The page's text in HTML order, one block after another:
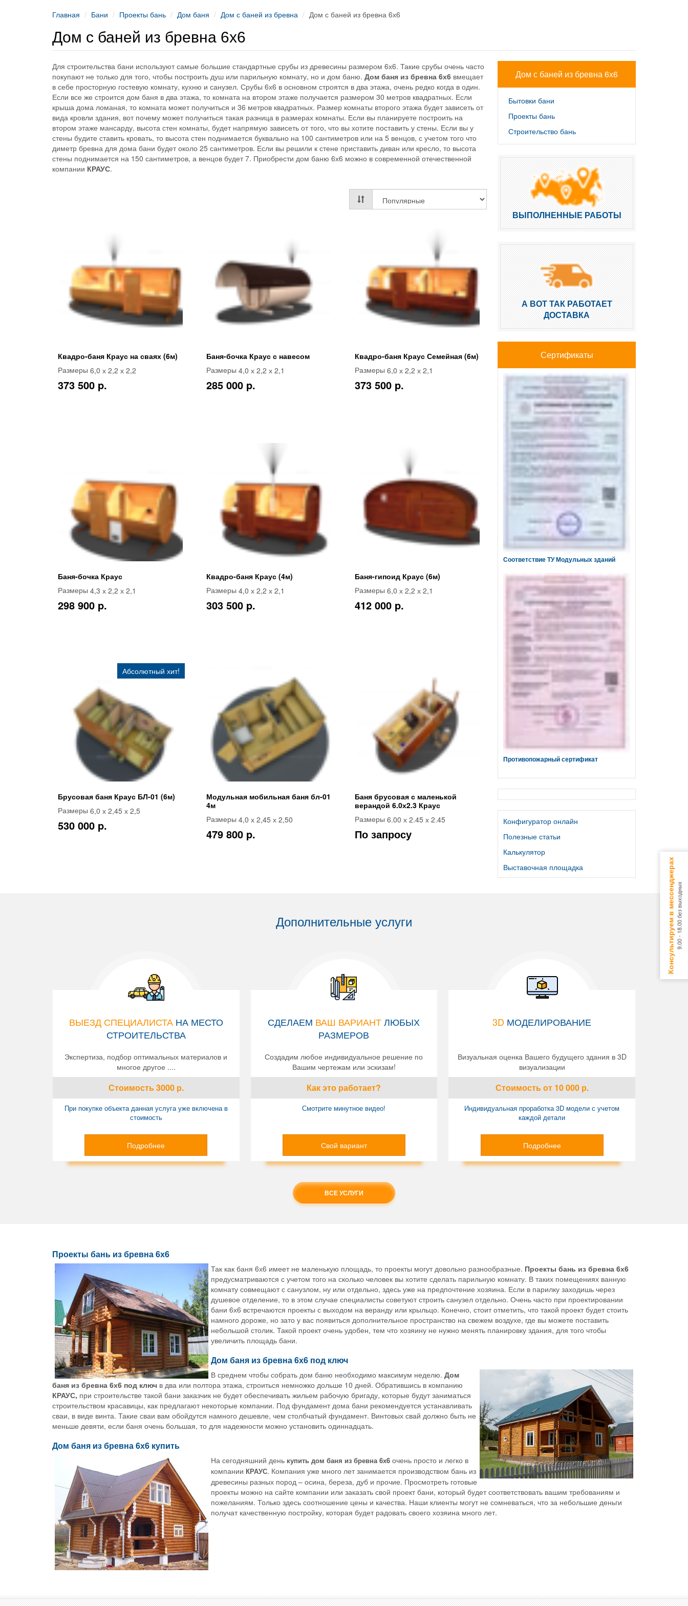
Консультируем в мессенджерах9.00 - 18.00 без выходных
Главная Бани Проекты бань Дом баня Дом с баней из бревна Дом с баней из бревна 6х6
Дом с баней из бревна 6х6
Для строительства бани используют самые большие стандартные срубы из древесины размером 6х6. Такие срубы очень часто
покупают не только для того, чтобы построить душ или парильную комнату, но и дом баню. Дом баня из бревна 6х6 вмещает
в себе просторную гостевую комнату, кухню и санузел. Срубы 6х6 в основном строятся в два этажа, очень редко когда в один.
Если все же строится дом баня в два этажа, то комната на втором этаже получается размером 30 метров квадратных. Если
крыша дома ломаная, то комната может получиться и 36 метров квадратных. Размер комнаты второго этажа будет зависеть от
вида кровли здания, вот почему может получиться такая разница в размерах комнаты. Если вы планируете построить на
втором этаже мансарду, высота стен комнаты, будет напрямую зависеть от того, что вы хотите поставить у стены. Если вы у
стены будите ставить кровать, то высота стен поднимается буквально на 100 сантиметров или на 5 венцов, с учетом того что
диметр бревна для дома бани будет около 25 сантиметров. Если вы решили к стене приставить диван или кресло, то высота
стены поднимается на 150 сантиметров, а венцов будет 7. Приобрести дом баню 6х6 можно в современной отечественной
компании КРАУС.
Квадро-баня Краус на сваях (6м)
Размеры 6,0 х 2,2 х 2,2
373 500 p.
Баня-бочка Краус с навесом
Размеры 4,0 х 2,2 х 2,1
285 000 p.
Квадро-баня Краус Семейная (6м)
Размеры 6,0 х 2,2 х 2,1
373 500 p.
Баня-бочка Краус
Размеры 4,3 х 2,2 х 2,1
298 900 p.
Квадро-баня Краус (4м)
Размеры 4,0 х 2,2 х 2,1
303 500 p.
Баня-гипоид Краус (6м)
Размеры 6,0 х 2,2 х 2,1
412 000 p.
Абсолютный хит!
Брусовая баня Краус БЛ-01 (6м)
Размеры 6,0 х 2,45 х 2,5
530 000 p.
Модульная мобильная баня бл-01
4м
Размеры 4,0 х 2,45 х 2,50
479 800 p.
Баня брусовая с маленькой
верандой 6.0х2.3 Краус
Размеры 6.00 х 2.45 х 2.45
По запросу
Дом с баней из бревна 6х6
Бытовки бани
Проекты бань
Строительство бань
ВЫПОЛНЕННЫЕ РАБОТЫ
А ВОТ ТАК РАБОТАЕТ
ДОСТАВКА
Сертификаты
Соответствие ТУ Модульных зданий
Противопожарный сертификат
Конфигуратор онлайн
Полезные статьи
Калькулятор
Выставочная площадка
Дополнительные услуги
СДЕЛАЕМ ВАШ ВАРИАНТЛЮБЫХ
РАЗМЕРОВ
Создадим любое индивидуальное решение по
Вашим чертежам или эскизам!
Как это работает?
Смотрите минутное видео!
Свой вариант
ВЫЕЗД СПЕЦИАЛИСТАНА МЕСТО
СТРОИТЕЛЬСТВА
Экспертиза, подбор оптимальных материалов и
многое другое ....
Стоимость3000р.
При покупке объекта данная услуга уже включена в
стоимость
Подробнее
3D МОДЕЛИРОВАНИЕ
Визуальная оценка Вашего будущего здания в 3D
визуализации
Стоимостьот 10 000р.
Индивидуальная проработка 3D модели с учетом
каждой детали
Подробнее
ВСЕ УСЛУГИ
Проекты бань из бревна 6х6
Так как баня 6х6 имеет не маленькую площадь, то проекты могут довольно разнообразные. Проекты бань из бревна 6х6
предусматриваются с учетом того на сколько человек вы хотите сделать парильную комнату. В таких помещениях ванную
комнату совмещают с санузлом, ну или отдельно, здесь уже на предпочтение хозяина. Если в парилку заходишь через
душевое отделение, то в этом случае специалисты советуют строить санузел отдельно. Очень часто при проектировании
бани 6х6 встречаются проекты с выходом на веранду или крыльцо. Конечно, стоит отметить, что такой проект будет стоить
намного дороже, но зато у вас появиться дополнительное пространство на свежем воздухе, где вы можете поставить
небольшой столик. Такой проект очень удобен, тем что хозяину не нужно менять планировку здания, для того чтобы
увеличить площадь бани.
Дом баня из бревна 6х6 под ключ
В среднем чтобы собрать дом баню необходимо максимум неделю. Дом
баня из бревна 6х6 под ключ в два или полтора этажа, строиться немножко дольше 10 дней. Обратившись в компанию
КРАУС, при строительстве такой бани заказчик не будет обеспечивать жильем рабочую бригаду, которые будут заниматься
строительством красавицы, как предлагают некоторые компании. Под фундамент дома бани рекомендуется устанавливать
сваи, в виде винта. Такие сваи вам обойдутся намного дешевле, чем столбчатый фундамент. Винтовых свай должно быть не
меньше девяти, если баня очень большая, то для надежности можно установить одиннадцать.
Дом баня из бревна 6х6 купить
На сегодняшний день купить дом баня из бревна 6х6 очень просто и легко в
компании КРАУС. Компания уже много лет занимается производством бань из
древесины разных пород – осина, береза, дуб и прочие. Просмотреть готовые
проекты можно на сайте компании или заказать свой проект бани, который будет соответствовать вашим требованиям и
пожеланиям. Только здесь соотношение цены и качества. Наши клиенты могут не сомневаться, что за небольшие деньги
получат качественную постройку, которая будет радовать своего хозяина много лет.